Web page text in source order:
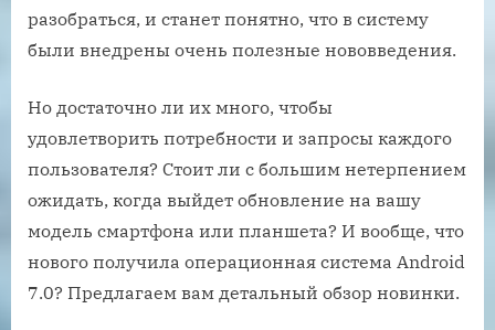
разобраться, и станет понятно, что в систему
были внедрены очень полезные нововведения.
Но достаточно ли их много, чтобы
удовлетворить потребности и запросы каждого
пользователя? Стоит ли с большим нетерпением
ожидать, когда выйдет обновление на вашу
модель смартфона или планшета? И вообще, что
нового получила операционная система Android
7.0? Предлагаем вам детальный обзор новинки.